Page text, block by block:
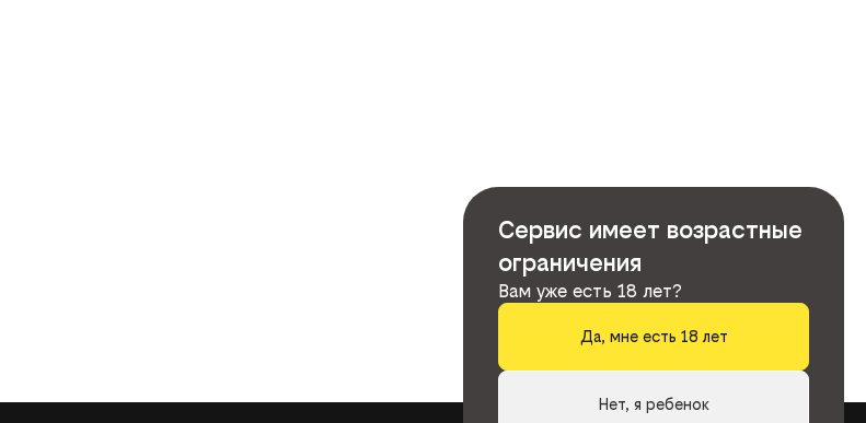
Сервис имеет возрастные
ограничения
Вам уже есть 18 лет?
Да, мне есть 18 лет
Нет, я ребенок